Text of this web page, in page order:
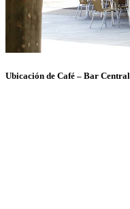
Ubicación de Café – Bar